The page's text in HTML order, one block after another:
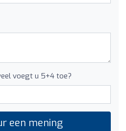
voegt u 5+4 toe?
een mening